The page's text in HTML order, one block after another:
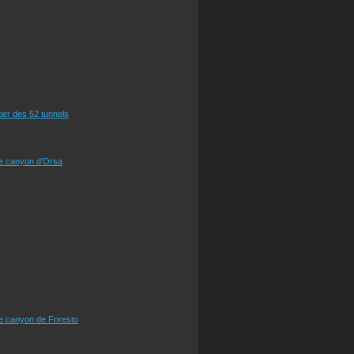
des 52 tunnels
canyon d'Orsa
canyon de Foresto